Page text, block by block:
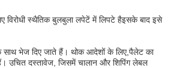
विरोधी स्थैतिक बुलबुला लपेटें में लिपटे हैइसके बाद इसे
साथ भेज दिए जाते हैं। थोक आदेशों के लिए,पैलेट का
उचित दस्तावेज, जिसमें चालान और शिपिंग लेबल